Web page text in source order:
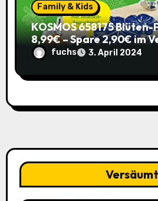
Family & Kids
KOSMOS 658175
8,99€ – Spare 2,90€ im
alten Preis!
fuchs 3. April 2024
Versäumt